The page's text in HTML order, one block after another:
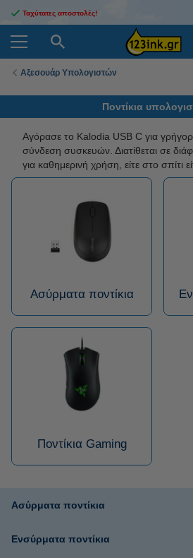
Ταχύτατες αποστολές!
Αξεσουάρ Υπολογιστών
Ποντίκια
Αγόρασε το Kalodia USB C για
σύνδεση συσκευών. Διατίθεται σε
για καθημερινή χρήση, είτε στο σπίτι
Ασύρματα ποντίκια
Ποντίκια Gaming
Ασύρματα ποντίκια
Ενσύρματα ποντίκια